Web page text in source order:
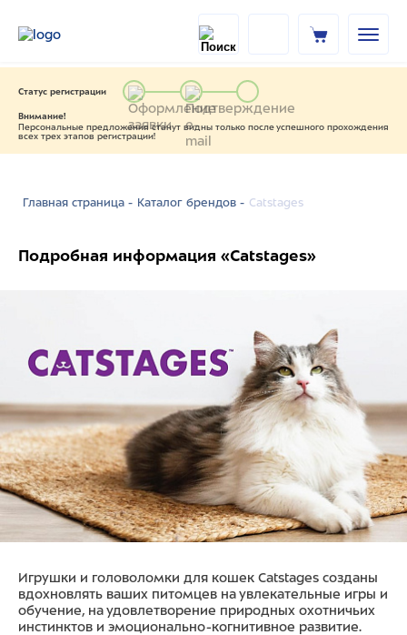
Статус регистрации
Внимание!
Персональные предложения станут видны только после успешного прохождения
всех трех этапов регистрации!
Главная страница - Каталог брендов - Catstages
Подробная информация «Catstages»
Игрушки и головоломки для кошек Catstages созданы
вдохновлять ваших питомцев на увлекательные игры и
обучение, на удовлетворение природных охотничьих
инстинктов и эмоционально-когнитивное развитие.